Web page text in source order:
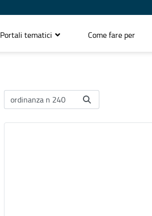
Portali tematici Come fare per